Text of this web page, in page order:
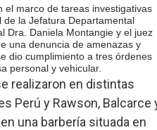
el marco de tareas investigativas
la Jefatura Departamental
Dra. Daniela Montangie y el juez
una denuncia de amenazas y
dio cumplimiento a tres órdenes
personal y vehicular.
realizaron en distintas
Perú y Rawson, Balcarce
una barbería situada en